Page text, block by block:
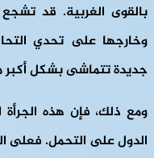
بالقوى الغربية. قد
وخارجها على تحدي
جديدة تتماشى بشكل أكبر
ومع ذلك، فإن هذه الجرأة
الدول على التحمل. فعلى